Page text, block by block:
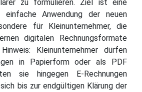
zu formulieren. Ziel ist eine
einfache Anwendung der neuen
für Kleinunternehmer, die
digitalen Rechnungsformate
Kleinunternehmer dürfen
in Papierform oder als PDF
sie hingegen E-Rechnungen
bis zur endgültigen Klärung der